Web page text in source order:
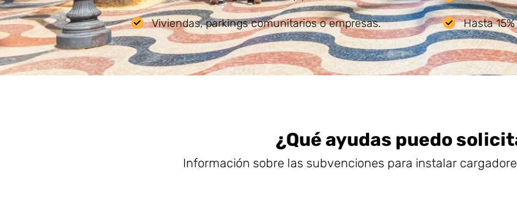
Viviendas, parkings comunitarios o empresas. Hasta
¿Qué ayudas puedo
Información sobre las subvenciones para instalar